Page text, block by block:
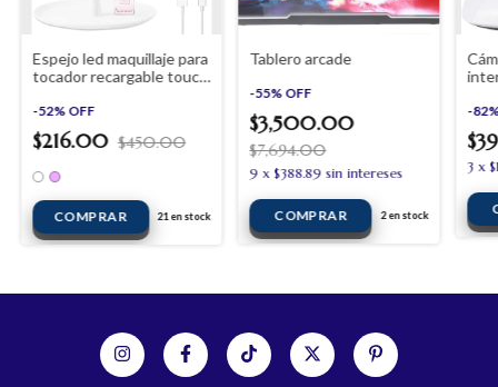
Espejo led maquillaje para
tocador recargable touch
-52% OFF
$216.00 $450.00
COMPRAR 21 en stock
Tablero arcade
-55% OFF
$3,500.00
$7,694.00
9 x $388.89 sin intereses
2en stock
-82
3 x